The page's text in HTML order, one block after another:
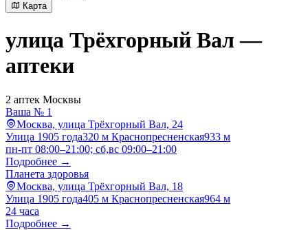
Карта
улица Трёхгорный Вал —
аптеки
2 аптек Москвы
Ваша № 1
Москва, улица Трёхгорный Вал, 24
Улица 1905 года320 м Краснопресненская933 м
пн-пт 08:00–21:00; сб,вс 09:00–21:00
Подробнее →
Планета здоровья
Москва, улица Трёхгорный Вал, 18
Улица 1905 года405 м Краснопресненская964 м
24 часа
Подробнее →